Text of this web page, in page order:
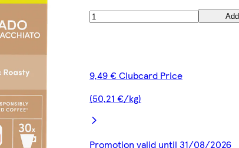
Add
9,49 € Clubcard Price
(50,21 €/kg)
Promotion valid until 31/08/2026